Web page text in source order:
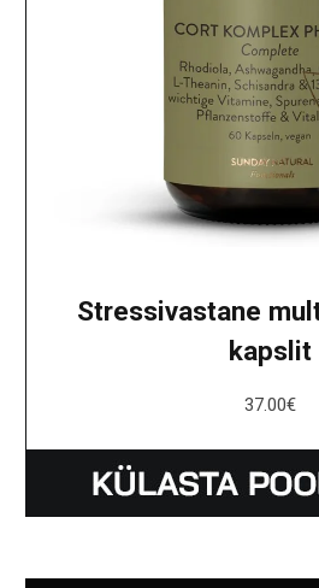
Stressivastane
kapslit
37.00€